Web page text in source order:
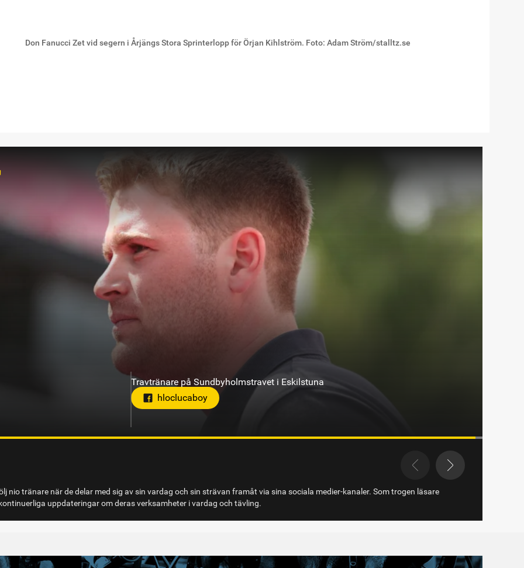
Don Fanucci Zet vid segern i Årjängs Stora Sprinterlopp för Örjan Kihlström. Foto: Adam Ström/stalltz.se
Travtränare på Axevalla
tränare när de delar med sig av sin vardag och sin strävan framåt via sina sociala medier-kanaler. Som trogen läsare
uppdateringar om deras verksamheter i vardag och tävling.